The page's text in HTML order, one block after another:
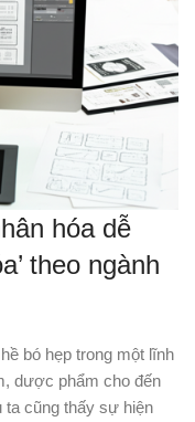
hóa dễ
theo ngành
bó hẹp trong một lĩnh
dược phẩm cho đến
ta cũng thấy sự hiện